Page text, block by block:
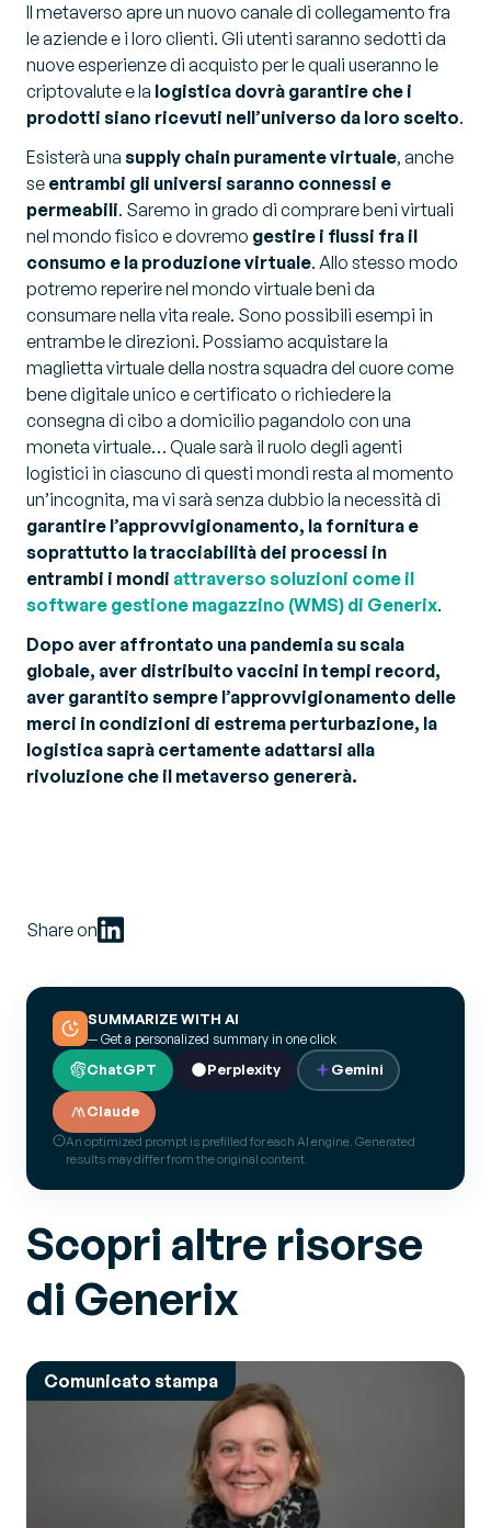
Il metaverso apre un nuovo canale di collegamento fra
le aziende e i loro clienti. Gli utenti saranno sedotti da
nuove esperienze di acquisto per le quali useranno le
criptovalute e la logistica dovrà garantire che i
prodotti siano ricevuti nell’universo da loro scelto.
Esisterà una supply chain puramente virtuale, anche
se entrambi gli universi saranno connessi e
permeabili. Saremo in grado di comprare beni virtuali
nel mondo fisico e dovremo gestire i flussi fra il
consumo e la produzione virtuale. Allo stesso modo
potremo reperire nel mondo virtuale beni da
consumare nella vita reale. Sono possibili esempi in
entrambe le direzioni. Possiamo acquistare la
maglietta virtuale della nostra squadra del cuore come
bene digitale unico e certificato o richiedere la
consegna di cibo a domicilio pagandolo con una
moneta virtuale… Quale sarà il ruolo degli agenti
logistici in ciascuno di questi mondi resta al momento
un’incognita, ma vi sarà senza dubbio la necessità di
garantire l’approvvigionamento, la fornitura e
soprattutto la tracciabilità dei processi in
entrambi i mondi attraverso soluzioni come il
software gestione magazzino (WMS) di Generix.
Dopo aver affrontato una pandemia su scala
globale, aver distribuito vaccini in tempi record,
aver garantito sempre l’approvvigionamento delle
merci in condizioni di estrema perturbazione, la
logistica saprà certamente adattarsi alla
rivoluzione che il metaverso genererà.
Share on
SUMMARIZE WITH AI
— Get a personalized summary in one click
ChatGPT Perplexity Gemini
Claude
An optimized prompt is prefilled for each AI engine. Generated
results may differ from the original content.
Scopri altre risorse
di Generix
Comunicato stampa